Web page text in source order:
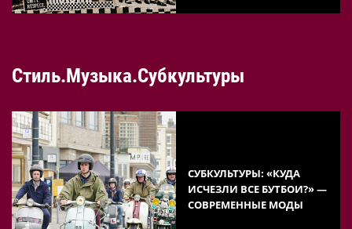
Стиль.Музыка.Субкультуры
СУБКУЛЬТУРЫ: «КУДА
ИСЧЕЗЛИ ВСЕ БУТБОИ?» —
СОВРЕМЕННЫЕ МОДЫ